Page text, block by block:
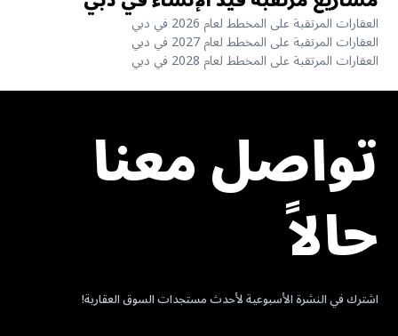
العقارات المرتقبة على المخطط لعام 2026 في دبي
العقارات المرتقبة على المخطط لعام 2027 في دبي
العقارات المرتقبة على المخطط لعام 2028 في دبي
تواصل معنا
حالاً
اشترك في النشرة الأسبوعية لأحدث مستجدات السوق العقارية!